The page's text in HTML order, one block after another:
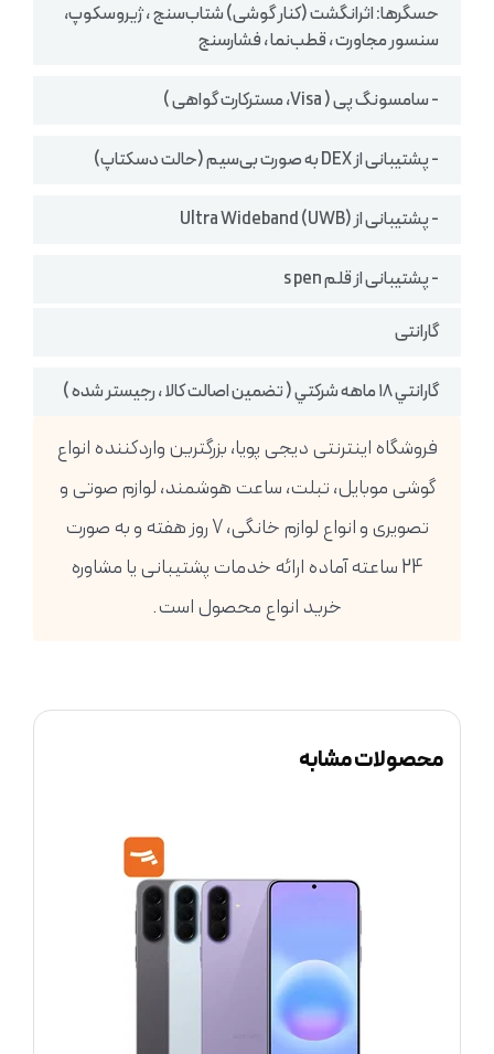
حسگرها: اثرانگشت (کنار گوشی) شتاب‌سنج ، ژیروسکوپ،
سنسور مجاورت ، قطب‌نما ، فشارسنج
- سامسونگ پی ( Visa، مسترکارت گواهی )
- پشتیبانی از DEX به صورت بی‌سیم (حالت دسکتاپ)
- پشتیبانی از Ultra Wideband (UWB)
- پشتیبانی از قلم s pen
گارانتی
گارانتي ١٨ ماهه شركتي ( تضمين اصالت كالا ، رجيستر شده )
فروشگاه اینترنتی دیجی پویا، بزرگترین واردکننده انواع
گوشی موبایل، تبلت، ساعت هوشمند، لوازم صوتی و
تصویری و انواع لوازم خانگی، 7 روز هفته و به صورت
24 ساعته آماده ارائه خدمات پشتیبانی یا مشاوره
خرید انواع محصول است.
محصولات مشابه